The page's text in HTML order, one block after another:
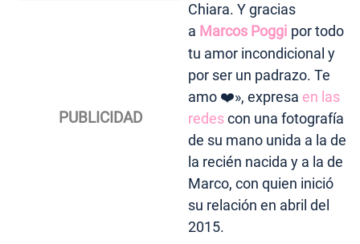
Chiara. Y gracias
a Marcos Poggi por todo
tu amor incondicional y
por ser un padrazo. Te
amo ❤️», expresa en las
redescon una fotografía
de su mano unida a la de
la recién nacida y a la de
Marco, con quien inició
su relación en abril del
2015.